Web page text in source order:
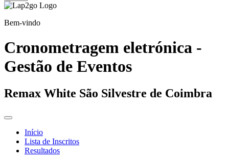
Bem-vindo
Cronometragem eletrónica -
Gestão de Eventos
Remax White São Silvestre de Coimbra
Início
Lista de Inscritos
Resultados